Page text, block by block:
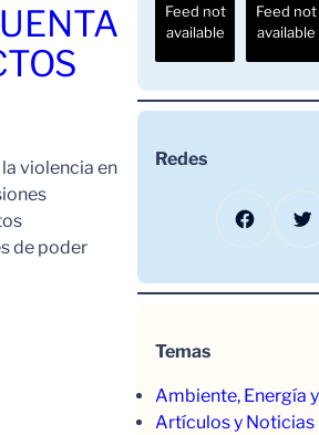
violencia en
de poder
Feed not
available
Feed not
available
Redes
Facebook Twitter
Temas
Ambiente, Energía
Artículos y Noticias